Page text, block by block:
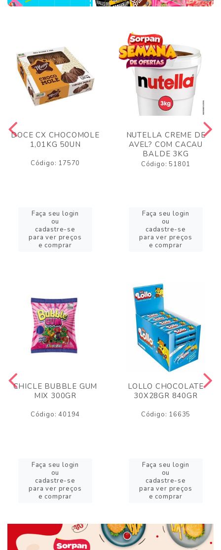
DOCE CX CHOCOMOLE
1,01KG 50UN
Código: 17570
Faça seu login
ou
cadastre-se
para ver preços
e comprar
NUTELLA CREME DE
AVEL? COM CACAU
BALDE 3KG
Código: 51801
Faça seu login
ou
cadastre-se
para ver preços
e comprar
CHICLE BUBBLE GUM
MIX 300GR
Código: 40194
Faça seu login
ou
cadastre-se
para ver preços
e comprar
LOLLO CHOCOLATE
30X28GR 840GR
Código: 16635
Faça seu login
ou
cadastre-se
para ver preços
e comprar